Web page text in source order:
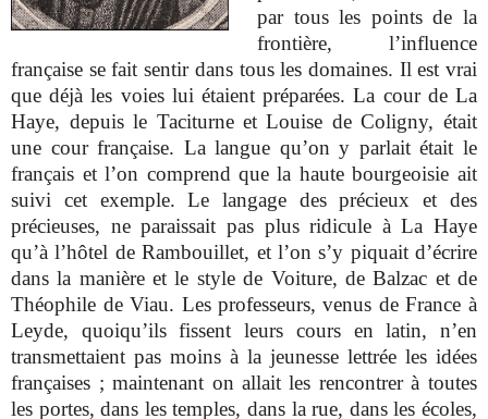
par tous les points de la
frontière, l’influence
française se fait sentir dans tous les domaines. Il est vrai
que déjà les voies lui étaient préparées. La cour de La
Haye, depuis le Taciturne et Louise de Coligny, était
une cour française. La langue qu’on y parlait était le
français et l’on comprend que la haute bourgeoisie ait
suivi cet exemple. Le langage des précieux et des
précieuses, ne paraissait pas plus ridicule à La Haye
qu’à l’hôtel de Rambouillet, et l’on s’y piquait d’écrire
dans la manière et le style de Voiture, de Balzac et de
Théophile de Viau. Les professeurs, venus de France à
Leyde, quoiqu’ils fissent leurs cours en latin, n’en
transmettaient pas moins à la jeunesse lettrée les idées
françaises ; maintenant on allait les rencontrer à toutes
les portes, dans les temples, dans la rue, dans les écoles,